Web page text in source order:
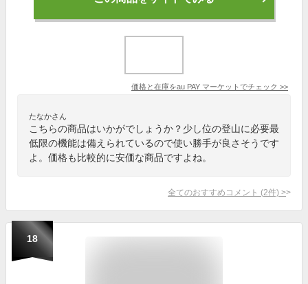
価格と在庫をau PAY マーケット でチェック >>
たなかさん
こちらの商品はいかがでしょうか？少し位の登山に必要最
低限の機能は備えられているので使い勝手が良さそうです
よ。価格も比較的に安価な商品ですよね。
全てのおすすめコメント (2件) >
18